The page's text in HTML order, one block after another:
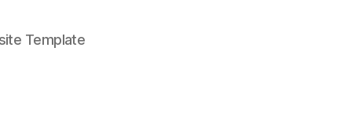
Template